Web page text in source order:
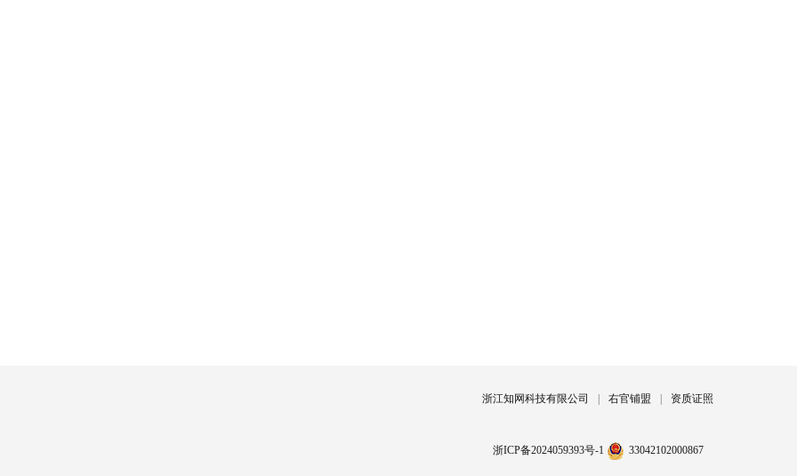
浙江知网科技有限公司 右官铺盟 资质证照
浙ICP备2024059393号-1 33042102000867